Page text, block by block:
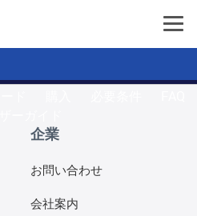
企業
お問い合わせ
会社案内